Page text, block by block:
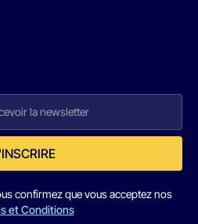
confirmez que vous acceptez nos
et Conditions